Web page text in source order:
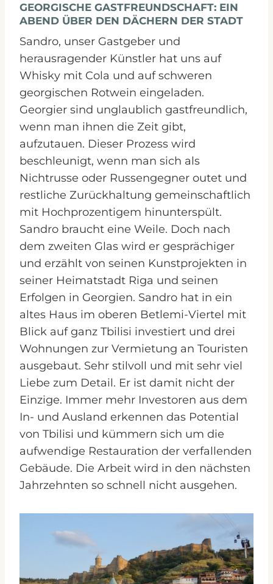
GEORGISCHE GASTFREUNDSCHAFT: EIN
ABEND ÜBER DEN DÄCHERN DER STADT
Sandro, unser Gastgeber und
herausragender Künstler hat uns auf
Whisky mit Cola und auf schweren
georgischen Rotwein eingeladen.
Georgier sind unglaublich gastfreundlich,
wenn man ihnen die Zeit gibt,
aufzutauen. Dieser Prozess wird
beschleunigt, wenn man sich als
Nichtrusse oder Russengegner outet und
restliche Zurückhaltung gemeinschaftlich
mit Hochprozentigem hinunterspült.
Sandro braucht eine Weile. Doch nach
dem zweiten Glas wird er gesprächiger
und erzählt von seinen Kunstprojekten in
seiner Heimatstadt Riga und seinen
Erfolgen in Georgien. Sandro hat in ein
altes Haus im oberen Betlemi-Viertel mit
Blick auf ganz Tbilisi investiert und drei
Wohnungen zur Vermietung an Touristen
ausgebaut. Sehr stilvoll und mit sehr viel
Liebe zum Detail. Er ist damit nicht der
Einzige. Immer mehr Investoren aus dem
In- und Ausland erkennen das Potential
von Tbilisi und kümmern sich um die
aufwendige Restauration der verfallenden
Gebäude. Die Arbeit wird in den nächsten
Jahrzehnten so schnell nicht ausgehen.